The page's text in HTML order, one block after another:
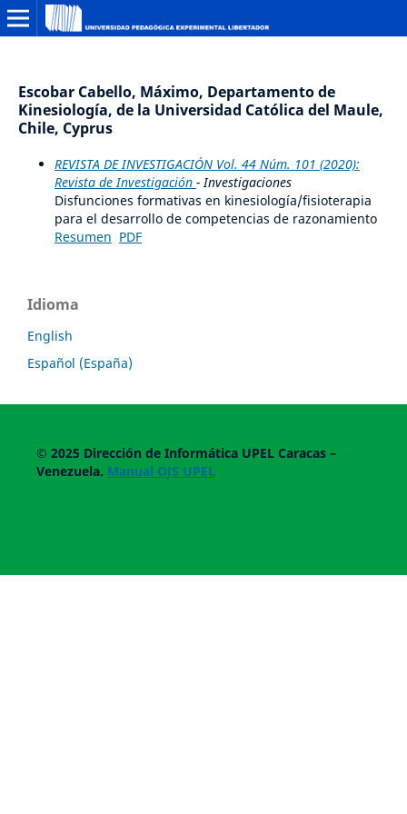
Escobar Cabello, Máximo, Departamento de
Kinesiología, de la Universidad Católica del Maule,
Chile, Cyprus
REVISTA DE INVESTIGACIÓN Vol. 44 Núm. 101 (2020):
Revista de Investigación - Investigaciones
Disfunciones formativas en kinesiología/fisioterapia
para el desarrollo de competencias de razonamiento
Resumen PDF
Idioma
English
Español (España)
© 2025 Dirección de Informática UPEL Caracas –
Venezuela. Manual OJS UPEL